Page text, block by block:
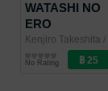
WATASHI NO
ERO
(KOGUCHI)
SENSEI
อาจารย์โคกุจิ
Kenjiro Takeshita /
PHOENIX NEXT
การ์ตูนรายตอน
No Rating